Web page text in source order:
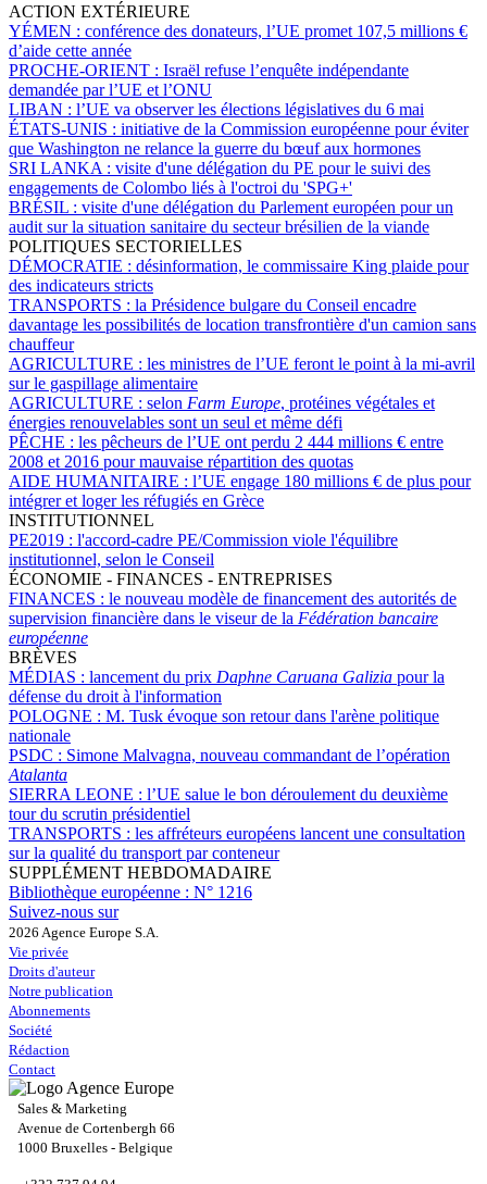
ACTION EXTÉRIEURE
YÉMEN : conférence des donateurs, l’UE promet 107,5 millions €
d’aide cette année
PROCHE-ORIENT : Israël refuse l’enquête indépendante
demandée par l’UE et l’ONU
LIBAN : l’UE va observer les élections législatives du 6 mai
ÉTATS-UNIS : initiative de la Commission européenne pour éviter
que Washington ne relance la guerre du bœuf aux hormones
SRI LANKA : visite d'une délégation du PE pour le suivi des
engagements de Colombo liés à l'octroi du 'SPG+'
BRÉSIL : visite d'une délégation du Parlement européen pour un
audit sur la situation sanitaire du secteur brésilien de la viande
POLITIQUES SECTORIELLES
DÉMOCRATIE : désinformation, le commissaire King plaide pour
des indicateurs stricts
TRANSPORTS : la Présidence bulgare du Conseil encadre
davantage les possibilités de location transfrontière d'un camion sans
chauffeur
AGRICULTURE : les ministres de l’UE feront le point à la mi-avril
sur le gaspillage alimentaire
AGRICULTURE : selon Farm Europe, protéines végétales et
énergies renouvelables sont un seul et même défi
PÊCHE : les pêcheurs de l’UE ont perdu 2 444 millions € entre
2008 et 2016 pour mauvaise répartition des quotas
AIDE HUMANITAIRE : l’UE engage 180 millions € de plus pour
intégrer et loger les réfugiés en Grèce
INSTITUTIONNEL
PE2019 : l'accord-cadre PE/Commission viole l'équilibre
institutionnel, selon le Conseil
ÉCONOMIE - FINANCES - ENTREPRISES
FINANCES : le nouveau modèle de financement des autorités de
supervision financière dans le viseur de la Fédération bancaire
européenne
BRÈVES
MÉDIAS : lancement du prix Daphne Caruana Galizia pour la
défense du droit à l'information
POLOGNE : M. Tusk évoque son retour dans l'arène politique
nationale
PSDC : Simone Malvagna, nouveau commandant de l’opération
Atalanta
SIERRA LEONE : l’UE salue le bon déroulement du deuxième
tour du scrutin présidentiel
TRANSPORTS : les affréteurs européens lancent une consultation
sur la qualité du transport par conteneur
SUPPLÉMENT HEBDOMADAIRE
Bibliothèque européenne : N° 1216
Suivez-nous sur
2026 Agence Europe S.A.
Vie privée
Droits d'auteur
Notre publication
Abonnements
Société
Rédaction
Contact
Sales & Marketing
Avenue de Cortenbergh 66
1000 Bruxelles - Belgique